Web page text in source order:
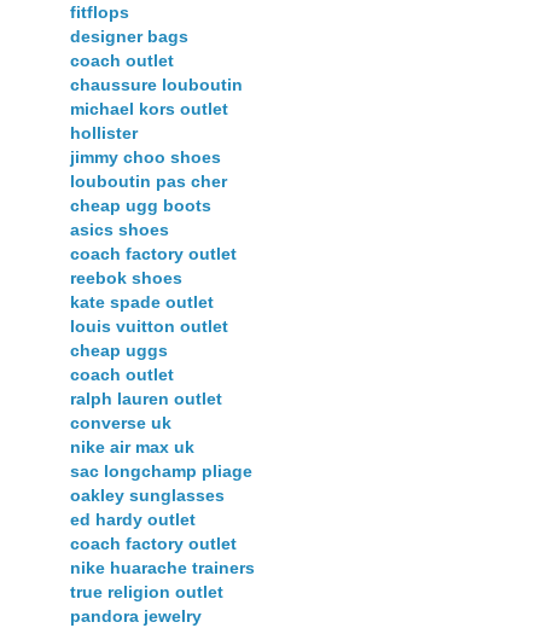
fitflops
designer bags
coach outlet
chaussure louboutin
michael kors outlet
hollister
jimmy choo shoes
louboutin pas cher
cheap ugg boots
asics shoes
coach factory outlet
reebok shoes
kate spade outlet
louis vuitton outlet
cheap uggs
coach outlet
ralph lauren outlet
converse uk
nike air max uk
sac longchamp pliage
oakley sunglasses
ed hardy outlet
coach factory outlet
nike huarache trainers
true religion outlet
pandora jewelry